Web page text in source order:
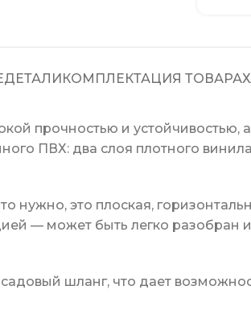
ДЕТАЛИКОМПЛЕКТАЦИЯ ТОВАРА
прочностью и
ПВХ: два слоя плотного
нужно, это плоская,
— может быть легко
шланг, что дает